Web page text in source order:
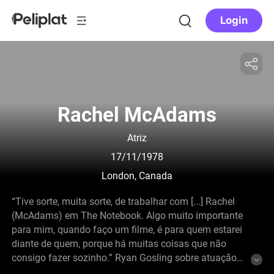
Login
Rachel McAdams
Atriz
17/11/1978
London, Canada
“Tive sorte, muita sorte, de trabalhar com [...] Rachel
(McAdams) em The Notebook. Algo muito importante
para mim, quando faço um filme, é para quem estarei
diante de quem, porque há muitas coisas que não
consigo fazer sozinho.” Ryan Gosling sobre atuação